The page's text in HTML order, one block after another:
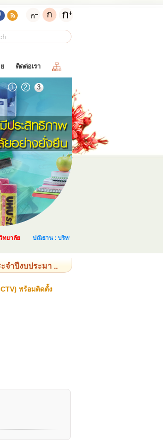
ติดต่อเรา
1 2 3
ลัย ปณิธาน : บริหารและจัดการด้านพัสดุอย่างเป็นระบบ แล
จำปีงบประมา ..
พร้อมติดตั้ง